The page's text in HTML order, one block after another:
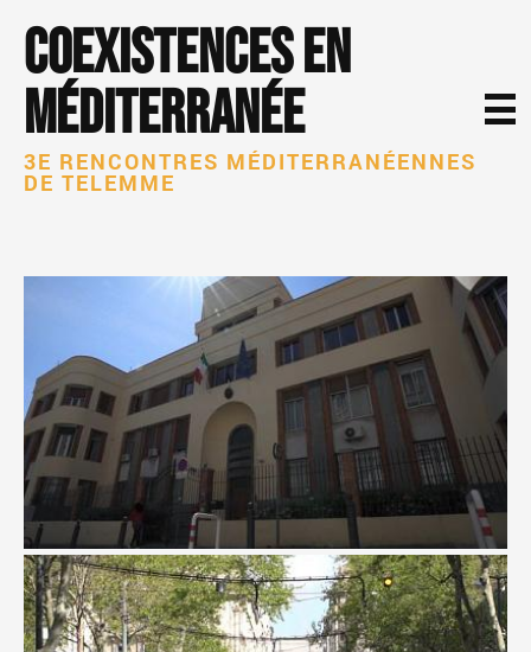
Coexistences en
Méditerranée
3E RENCONTRES MÉDITERRANÉENNES
DE TELEMME